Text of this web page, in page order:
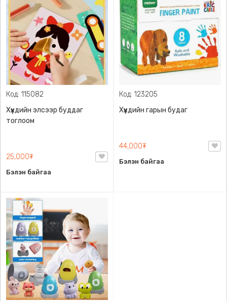
Код: 115082
Хүүхдийн элсээр буддаг
тоглоом
25,000₮
Бэлэн байгаа
Код: 123205
Хүүхдийн гарын будаг
44,000₮
Бэлэн байгаа